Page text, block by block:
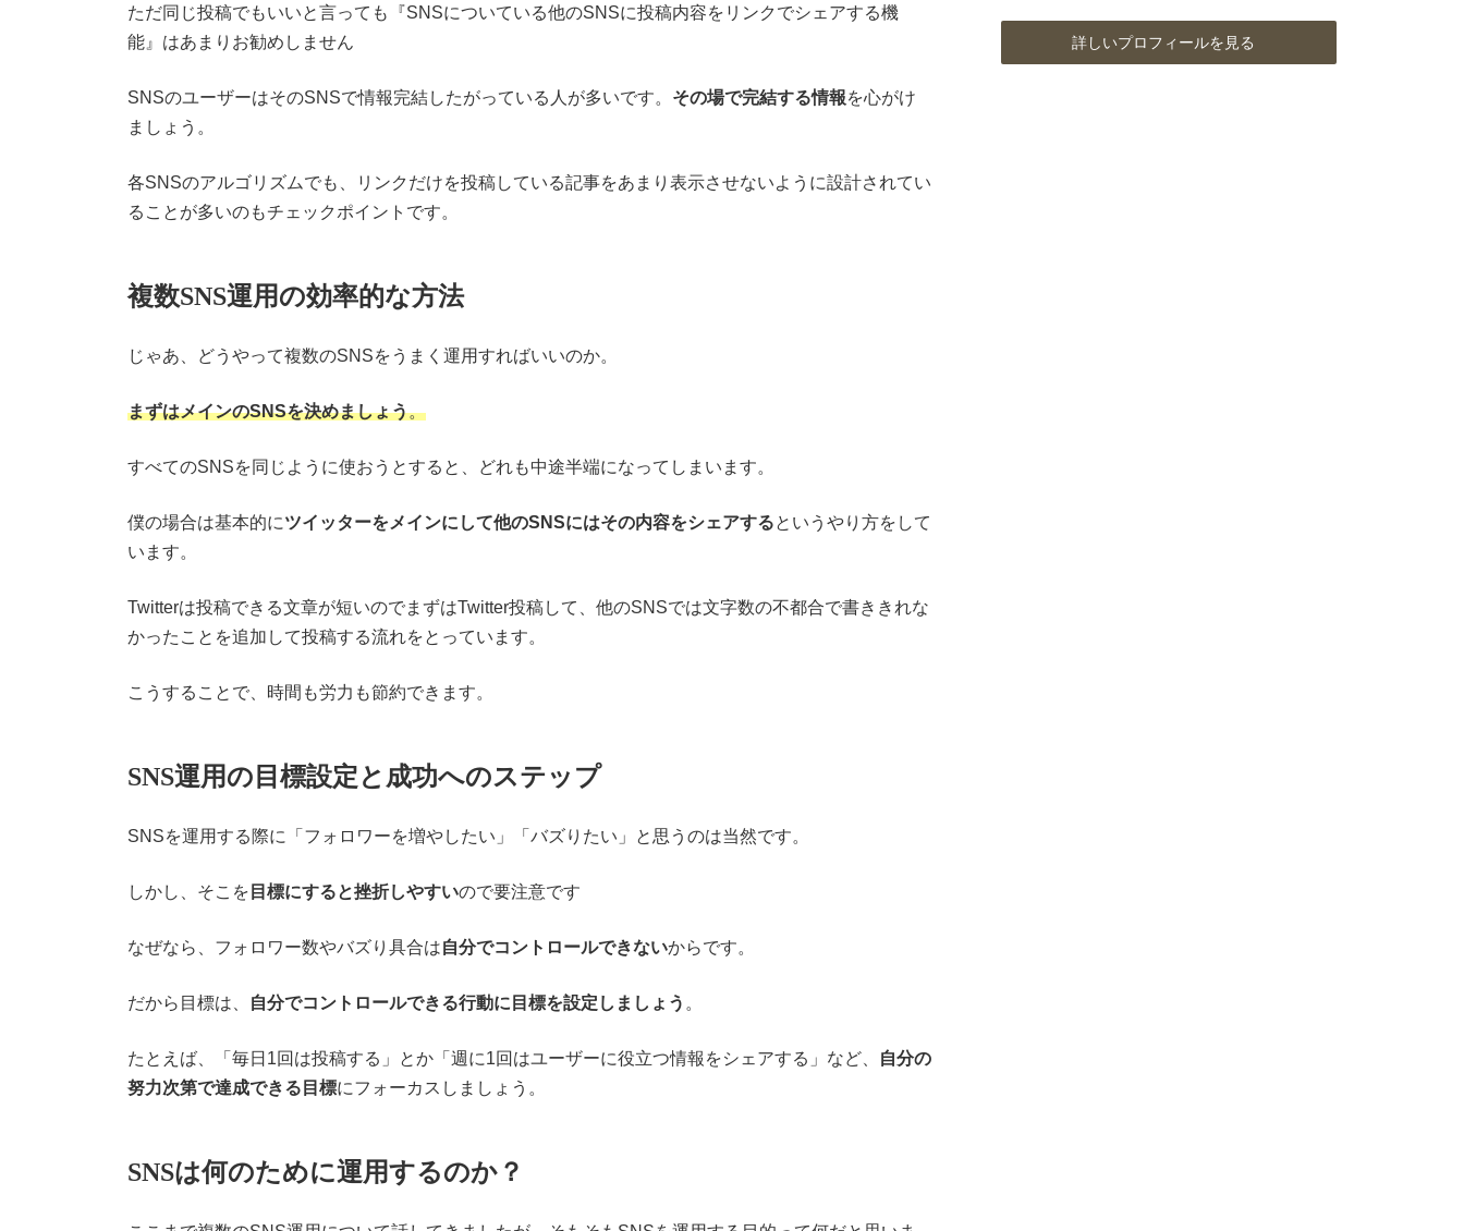
ただ同じ投稿でもいいと言っても『SNSについている他のSNSに投稿内容をリンクでシェアする機
能』はあまりお勧めしません
SNSのユーザーはそのSNSで情報完結したがっている人が多いです。 その場で完結する情報を心がけ
ましょう。
各SNSのアルゴリズムでも、リンクだけを投稿している記事をあまり表示させないように設計されてい
ることが多いのもチェックポイントです。
複数SNS運用の効率的な方法
じゃあ、どうやって複数のSNSをうまく運用すればいいのか。
まずはメインのSNSを決めましょう。
すべてのSNSを同じように使おうとすると、どれも中途半端になってしまいます。
僕の場合は基本的にツイッターをメインにして他のSNSにはその内容をシェアするというやり方をして
います。
Twitterは投稿できる文章が短いのでまずはTwitter投稿して、他のSNSでは文字数の不都合で書ききれな
かったことを追加して投稿する流れをとっています。
こうすることで、時間も労力も節約できます。
SNS運用の目標設定と成功へのステップ
SNSを運用する際に「フォロワーを増やしたい」「バズりたい」と思うのは当然です。
しかし、そこを 目標にすると挫折しやすいので要注意です
なぜなら、フォロワー数やバズり具合は自分でコントロールできないからです。
だから目標は、 自分でコントロールできる行動に目標を設定しましょう 。
たとえば、「毎日1回は投稿する」とか「週に1回はユーザーに役立つ情報をシェアする」など、
自分の
努力次第で達成できる目標にフォーカスしましょう。
SNSは何のために運用するのか？
詳しいプロフィールを見る